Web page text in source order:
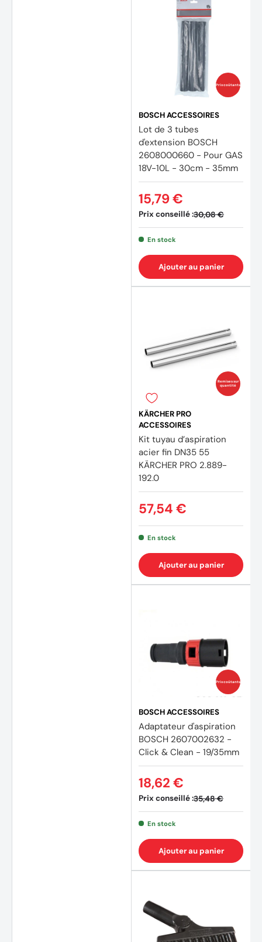
Prix coûtants
BOSCH ACCESSOIRES
Lot de 3 tubes
d'extension BOSCH
2608000660 - Pour GAS
18V-10L - 30cm - 35mm
Prix conseillé :30,08 €
15,79 €
En stock
Ajouter au panier
Remises sur
quantité
KÄRCHER PRO
ACCESSOIRES
Kit tuyau d’aspiration
acier fin DN35 55
KÄRCHER PRO 2.889-
192.0
57,54 €
En stock
Ajouter au panier
Prix coûtants
BOSCH ACCESSOIRES
Adaptateur d'aspiration
BOSCH 2607002632 -
Click & Clean - 19/35mm
Prix conseillé :35,48 €
18,62 €
En stock
Ajouter au panier